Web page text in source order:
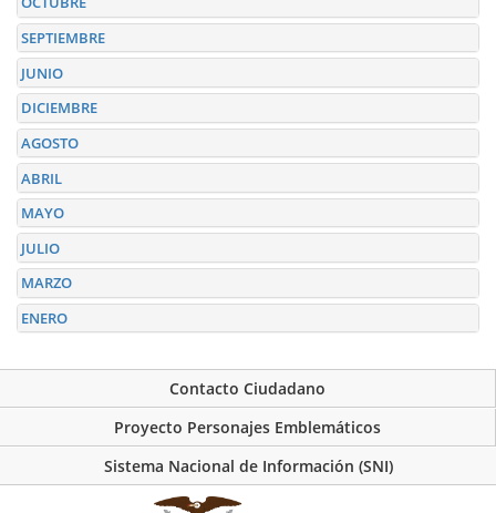
SEPTIEMBRE
JUNIO
DICIEMBRE
AGOSTO
ABRIL
MAYO
JULIO
MARZO
ENERO
Contacto Ciudadano
Proyecto Personajes Emblemáticos
Sistema Nacional de Información (SNI)